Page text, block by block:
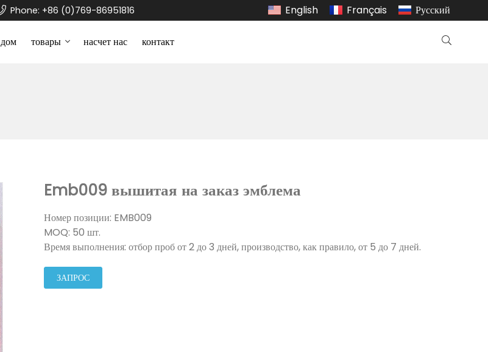
Phone: +86 (0)769-86951816 English Français Русский
дом товары насчет нас контакт
Emb009 вышитая на заказ эмблема
Номер позиции: EMB009
MOQ: 50 шт.
Время выполнения: отбор проб от 2 до 3 дней, производство, как правило, от 5 до 7 дней.
ЗАПРОС